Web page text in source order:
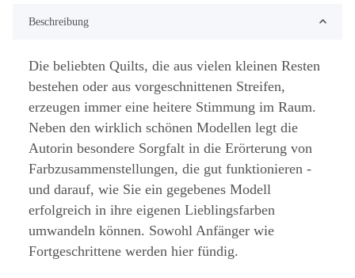
Beschreibung
Die beliebten Quilts, die aus vielen kleinen Resten
bestehen oder aus vorgeschnittenen Streifen,
erzeugen immer eine heitere Stimmung im Raum.
Neben den wirklich schönen Modellen legt die
Autorin besondere Sorgfalt in die Erörterung von
Farbzusammenstellungen, die gut funktionieren -
und darauf, wie Sie ein gegebenes Modell
erfolgreich in ihre eigenen Lieblingsfarben
umwandeln können. Sowohl Anfänger wie
Fortgeschrittene werden hier fündig.